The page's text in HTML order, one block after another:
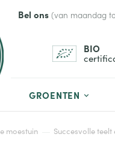
Bel ons (van maandag
BIO
GROENTEN
moestuin Succesvolle teelt